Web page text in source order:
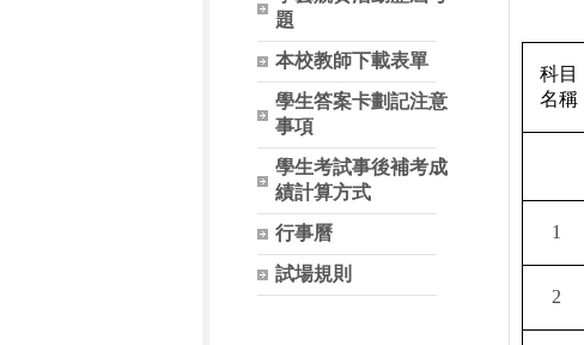
題
本校教師下載表單
學生答案卡劃記注意
事項
學生考試事後補考成
績計算方式
行事曆
試場規則
科目
名稱
1
2